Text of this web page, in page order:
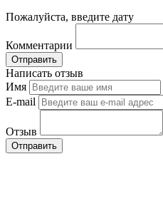
Пожалуйста, введите дату
Комментарии
Отправить
Написать отзыв
Имя
E-mail
Отзыв
Отправить